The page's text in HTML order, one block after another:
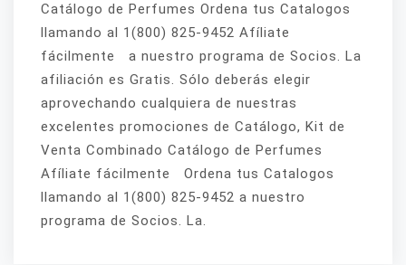
Catálogo de Perfumes Ordena tus Catalogos
llamando al 1(800) 825-9452 Afíliate
fácilmente a nuestro programa de Socios. La
afiliación es Gratis. Sólo deberás elegir
aprovechando cualquiera de nuestras
excelentes promociones de Catálogo, Kit de
Venta Combinado Catálogo de Perfumes
Afíliate fácilmente Ordena tus Catalogos
llamando al 1(800) 825-9452 a nuestro
programa de Socios. La.